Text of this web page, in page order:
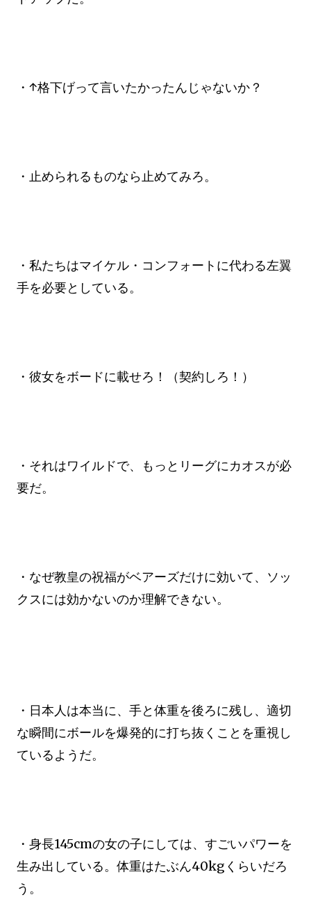
・↑格下げって言いたかったんじゃないか？
・止められるものなら止めてみろ。
・私たちはマイケル・コンフォートに代わる左翼
手を必要としている。
・彼女をボードに載せろ！（契約しろ！）
・それはワイルドで、もっとリーグにカオスが必
要だ。
・なぜ教皇の祝福がベアーズだけに効いて、ソッ
クスには効かないのか理解できない。
・日本人は本当に、手と体重を後ろに残し、適切
な瞬間にボールを爆発的に打ち抜くことを重視し
ているようだ。
・身長145cmの女の子にしては、すごいパワーを
生み出している。体重はたぶん40kgくらいだろ
う。